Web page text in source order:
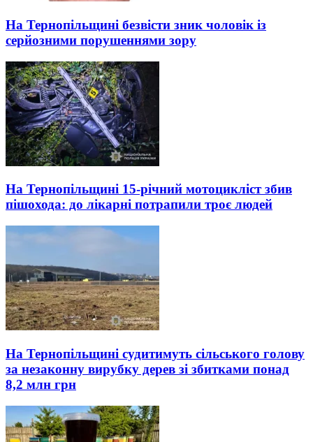
На Тернопільщині безвісти зник чоловік із
серйозними порушеннями зору
На Тернопільщині 15-річний мотоцикліст збив
пішохода: до лікарні потрапили троє людей
На Тернопільщині судитимуть сільського голову
за незаконну вирубку дерев зі збитками понад
8,2 млн грн